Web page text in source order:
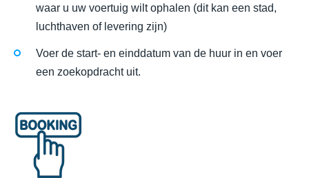
waar u uw voertuig wilt ophalen (dit kan een stad,
luchthaven of levering zijn)
Voer de start- en einddatum van de huur in en voer
een zoekopdracht uit.